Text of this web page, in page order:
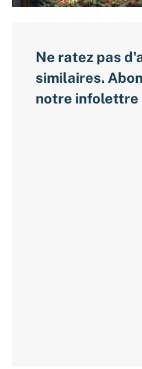
Ne ratez pas
similaires.
notre infolettre